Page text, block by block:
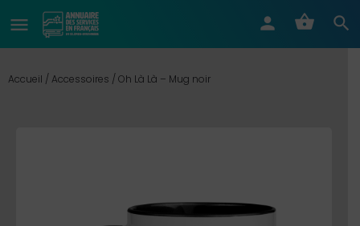
Accueil / Accessoires / Oh Là Là – Mug noir